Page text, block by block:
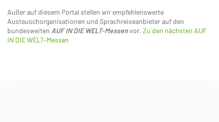
Außer auf diesem Portal stellen wir empfehlenswerte
Austauschorganisationen und Sprachreiseanbieter auf den
bundesweiten AUF IN DIE WELT-Messenvor. Zu den nächsten AUF
IN DIE WELT-Messen